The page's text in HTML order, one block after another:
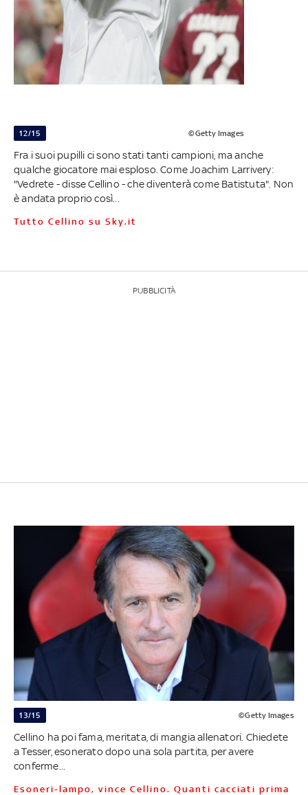
12/15 ©Getty Images
Fra i suoi pupilli ci sono stati tanti campioni, ma anche
qualche giocatore mai esploso. Come Joachim Larrivery:
"Vedrete - disse Cellino - che diventerà come Batistuta". Non
è andata proprio così...
Tutto Cellino su Sky.it
PUBBLICITÀ
13/15 ©Getty Images
Cellino ha poi fama, meritata, di mangia allenatori. Chiedete
a Tesser, esonerato dopo una sola partita, per avere
conferme...
Esoneri-lampo, vince Cellino. Quanti cacciati prima